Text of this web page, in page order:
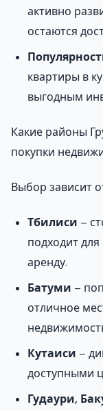
активно
остаются
квартиры в
выгодным
Какие районы
покупки
Выбор зависит
Тбилиси –
подходит
аренду.
Батуми –
отличное
Кутаиси –
доступными
Гудаури,